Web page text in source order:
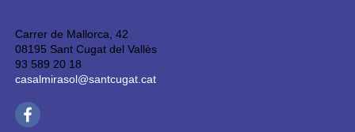
Carrer de Mallorca, 42
08195 Sant Cugat del Vallès
93 589 20 18
casalmirasol@santcugat.cat